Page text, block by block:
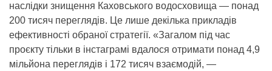
наслідки знищення Каховського водосховища — понад
200 тисяч переглядів. Це лише декілька прикладів
ефективності обраної стратегії. «Загалом під час
проєкту тільки в інстаграмі вдалося отримати понад 4,9
мільйона переглядів і 172 тисяч взаємодій, —